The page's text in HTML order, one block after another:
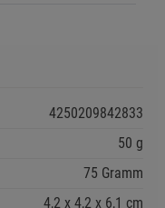
4250209842833
50 g
75 Gramm
4,2 4,2 6,1 cm